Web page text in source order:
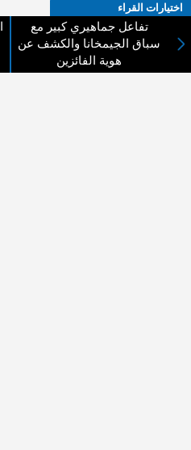
اختيارات القراء
لا يوجد مقالات
تفاعل جماهيري كبير مع
سباق الجيمخانا والكشف عن
هوية الفائزين